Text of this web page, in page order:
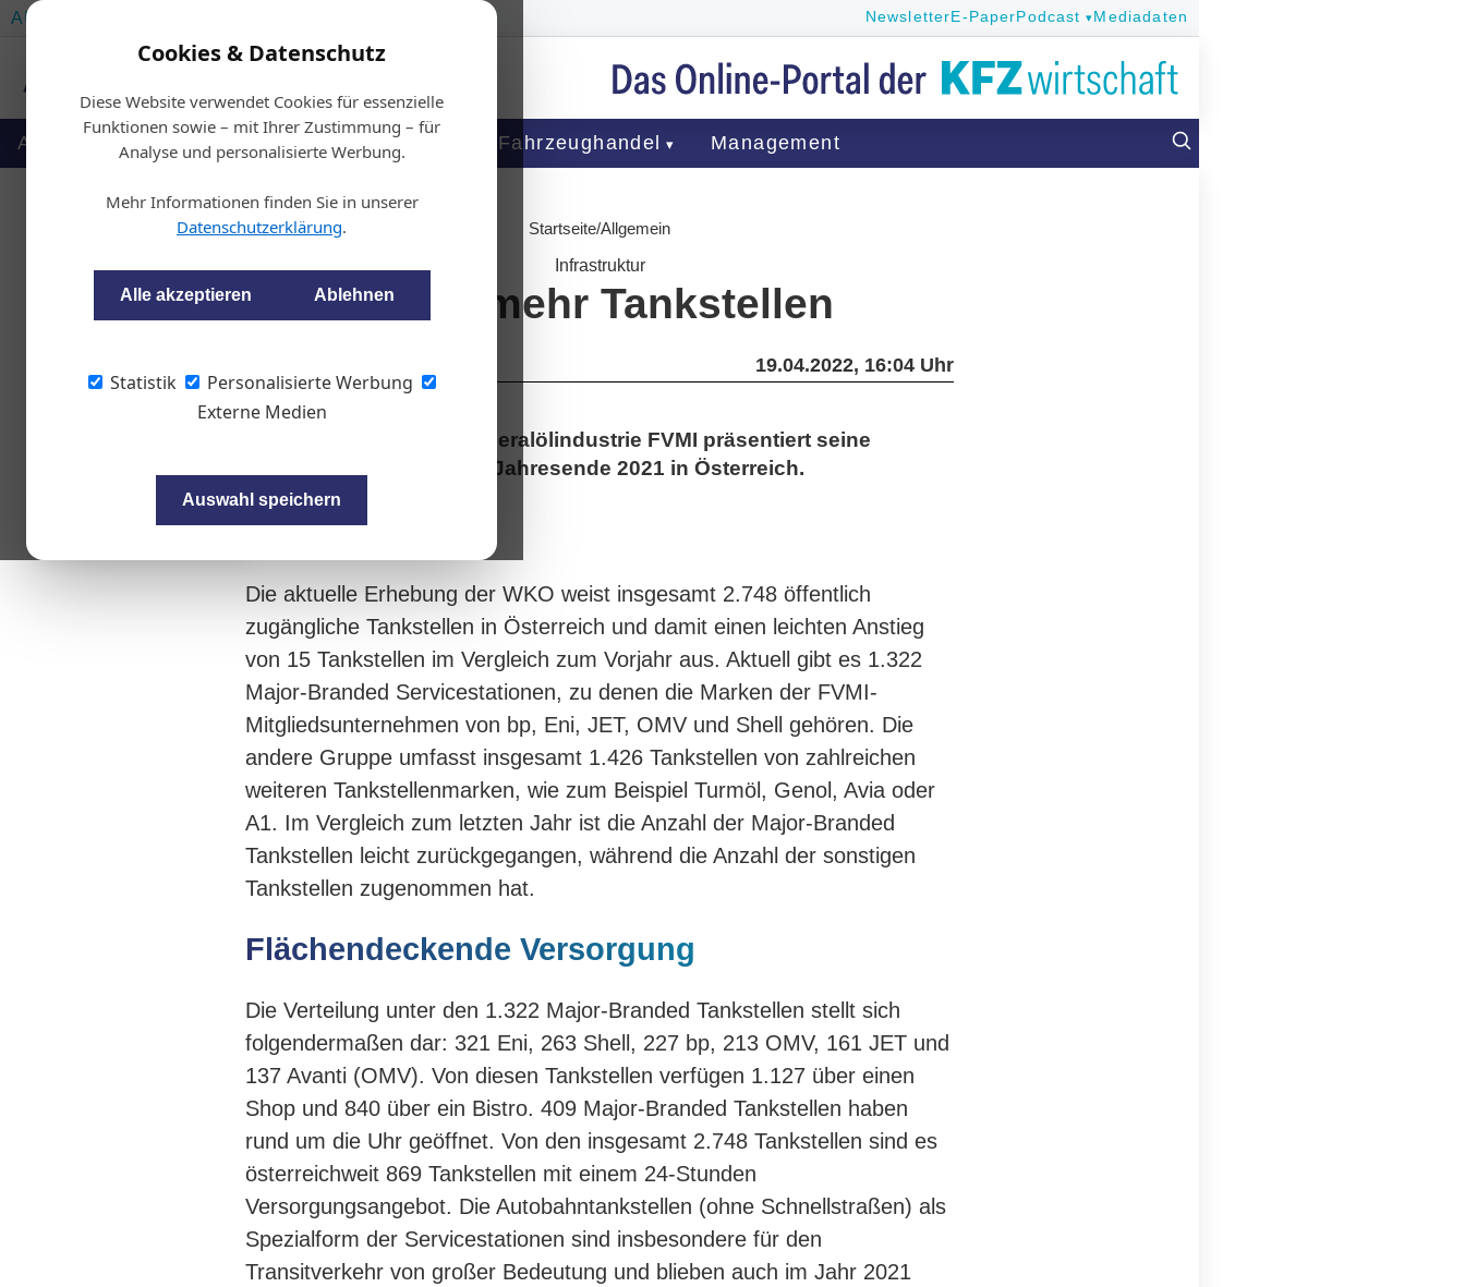
Cookies & Datenschutz
Diese Website verwendet Cookies für essenzielle
Funktionen sowie – mit Ihrer Zustimmung – für
Analyse und personalisierte Werbung.
Mehr Informationen finden Sie in unserer
Datenschutzerklärung.
Alle akzeptieren Ablehnen
Statistik
Personalisierte Werbung
Externe Medien
Auswahl speichern
AUTOMOTIVE SERVICES NewsletterE-PaperPodcast Mediadaten
Auto & Politik Ausbildung Werkstatt Fahrzeughandel Management
Startseite/Allgemein
Infrastruktur
Noch mehr Tankstellen
19.04.2022, 16:04 Uhr
Der Fachverband der Mineralölindustrie FVMI präsentiert seine
Tankstellenstatistik zum Jahresende 2021 in Österreich.
Die aktuelle Erhebung der WKO weist insgesamt 2.748 öffentlich
zugängliche Tankstellen in Österreich und damit einen leichten Anstieg
von 15 Tankstellen im Vergleich zum Vorjahr aus. Aktuell gibt es 1.322
Major-Branded Servicestationen, zu denen die Marken der FVMI-
Mitgliedsunternehmen von bp, Eni, JET, OMV und Shell gehören. Die
andere Gruppe umfasst insgesamt 1.426 Tankstellen von zahlreichen
weiteren Tankstellenmarken, wie zum Beispiel Turmöl, Genol, Avia oder
A1. Im Vergleich zum letzten Jahr ist die Anzahl der Major-Branded
Tankstellen leicht zurückgegangen, während die Anzahl der sonstigen
Tankstellen zugenommen hat.
Flächendeckende Versorgung
Die Verteilung unter den 1.322 Major-Branded Tankstellen stellt sich
folgendermaßen dar: 321 Eni, 263 Shell, 227 bp, 213 OMV, 161 JET und
137 Avanti (OMV). Von diesen Tankstellen verfügen 1.127 über einen
Shop und 840 über ein Bistro. 409 Major-Branded Tankstellen haben
rund um die Uhr geöffnet. Von den insgesamt 2.748 Tankstellen sind es
österreichweit 869 Tankstellen mit einem 24-Stunden
Versorgungsangebot. Die Autobahntankstellen (ohne Schnellstraßen) als
Spezialform der Servicestationen sind insbesondere für den
Transitverkehr von großer Bedeutung und blieben auch im Jahr 2021